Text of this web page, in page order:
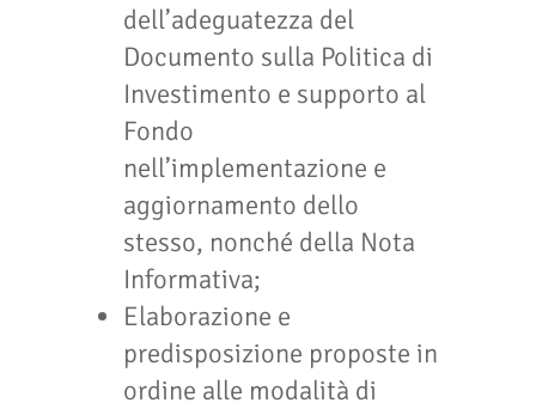
dell’adeguatezza del
Documento sulla Politica di
Investimento e supporto al
Fondo
nell’implementazione e
aggiornamento dello
stesso, nonché della Nota
Informativa;
Elaborazione e
predisposizione proposte in
ordine alle modalità di